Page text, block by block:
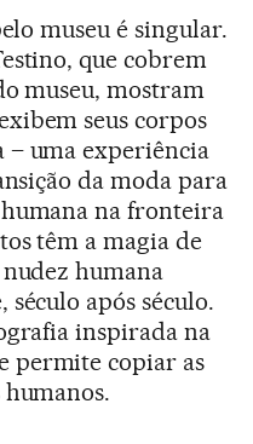
museu é singular.
que cobrem
museu, mostram
seus corpos
– uma experiência
da moda para
na fronteira
têm a magia de
humana
após século.
inspirada na
permite copiar as